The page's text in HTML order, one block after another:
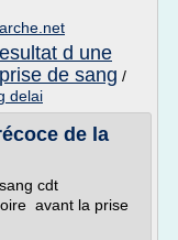
d une
de sang /
delai
de la
cdt
avant la prise